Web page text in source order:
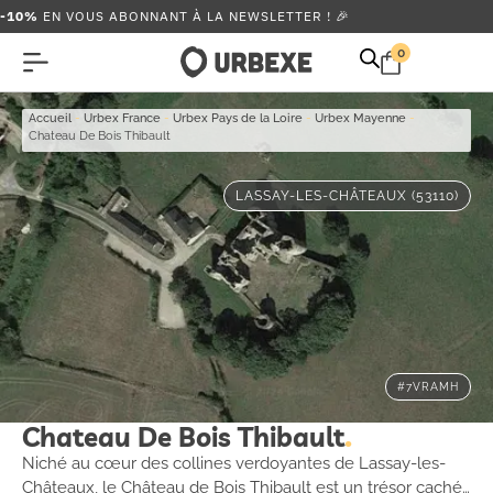
-10% EN VOUS ABONNANT À LA NEWSLETTER ! 🎉
0
Accueil - Urbex France - Urbex Pays de la Loire - Urbex Mayenne -
Chateau De Bois Thibault
LASSAY-LES-CHÂTEAUX (53110)
#7VRAMH
Chateau De Bois Thibault
Niché au cœur des collines verdoyantes de Lassay-les-
Châteaux, le Château de Bois Thibault est un trésor caché